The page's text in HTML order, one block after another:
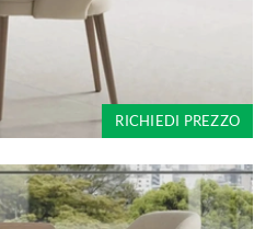
RICHIEDI PREZZO